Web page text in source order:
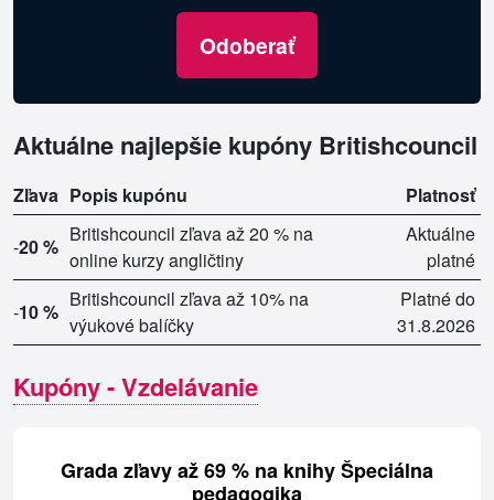
Odoberať
Aktuálne najlepšie kupóny Britishcouncil
Zľava Popis kupónu Platnosť
-20 %
Britishcouncil zľava až 20 % na
online kurzy angličtiny
Aktuálne
platné
-10 %
Britishcouncil zľava až 10% na
výukové balíčky
Platné do
31.8.2026
Kupóny - Vzdelávanie
Grada zľavy až 69 % na knihy Špeciálna
pedagogika